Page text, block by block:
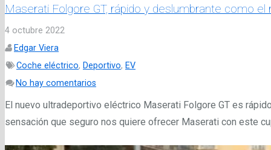
Maserati Folgore GT, rápido y deslumbrante como el
4 octubre 2022
Edgar Viera
Coche eléctrico, Deportivo, EV
No hay comentarios
El nuevo ultradeportivo eléctrico Maserati Folgore GT es
sensación que seguro nos quiere ofrecer Maserati con este